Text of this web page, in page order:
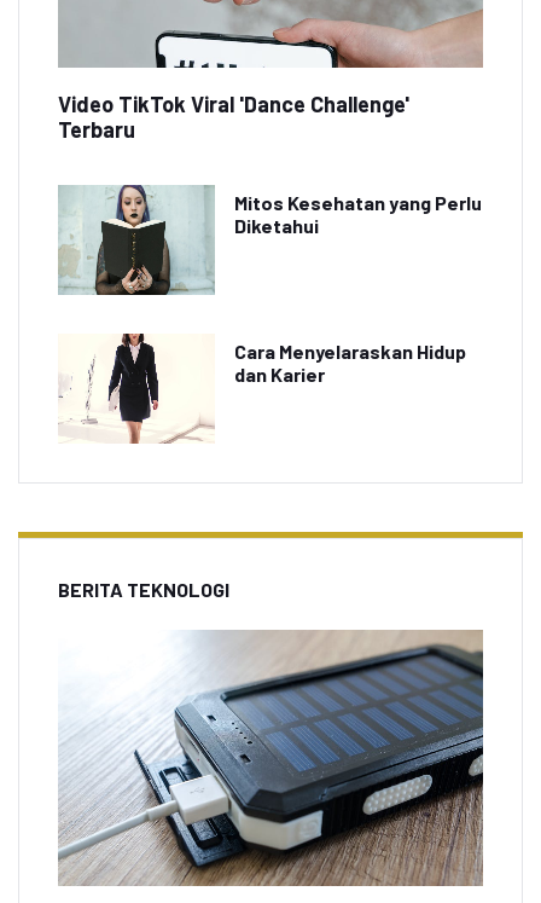
Video TikTok Viral 'Dance Challenge'
Terbaru
Mitos Kesehatan yang Perlu
Diketahui
Cara Menyelaraskan Hidup
dan Karier
BERITA TEKNOLOGI